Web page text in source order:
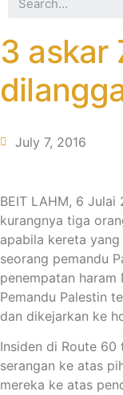
3 askar
July 7, 2016
BEIT LAHM, 6
kurangnya tiga
apabila kereta
seorang pemandu
penempatan haram
Pemandu Palestin
dan dikejarkan ke
Insiden di Route
serangan ke atas
mereka ke atas